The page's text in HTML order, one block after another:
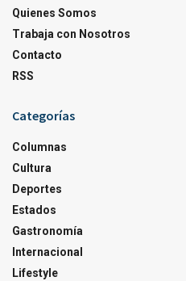
Quienes Somos
Trabaja con Nosotros
Contacto
RSS
Categorías
Columnas
Cultura
Deportes
Estados
Gastronomía
Internacional
Lifestyle